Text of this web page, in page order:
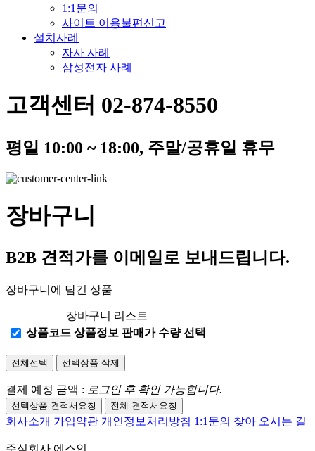
1:1문의
사이트 이용불편신고
설치사례
자사 사례
삼성전자 사례
고객센터 02-874-8550
평일 10:00 ~ 18:00, 주말/공휴일 휴무
장바구니
B2B 견적가를 이메일로 보내드립니다.
장바구니에 담긴 상품
장바구니 리스트
상품코드 상품정보 판매가 수량 선택
전체선택 선택상품 삭제
결제 예정 금액 : 로그인 후 확인 가능합니다.
선택상품 견적서요청 전체 견적서요청
회사소개 가입약관 개인정보처리방침 1:1문의 찾아 오시는 길